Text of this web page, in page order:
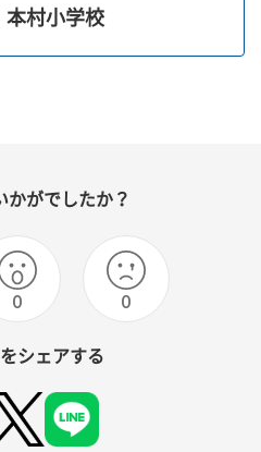
本村小学校
かがでしたか？
0 0
シェアする